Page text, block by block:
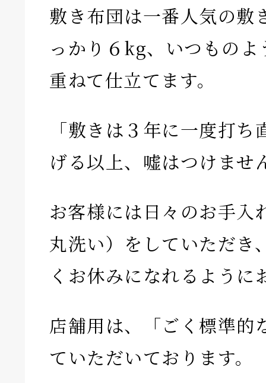
敷き布団は一番人気の敷
っかり６kg、いつもの
重ねて仕立てます。
「敷きは３年に一度打
げる以上、嘘はつけませ
お客様には日々のお手入
丸洗い）をしていただき
くお休みになれるように
店舗用は、「ごく標準的
ていただいております。